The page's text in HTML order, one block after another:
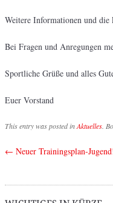
Weitere Informationen und
Bei Fragen und Anregungen
Sportliche Grüße und alles
Euer Vorstand
This entry was posted inAktuelles.
Post navigation
← Neuer Trainingsplan-